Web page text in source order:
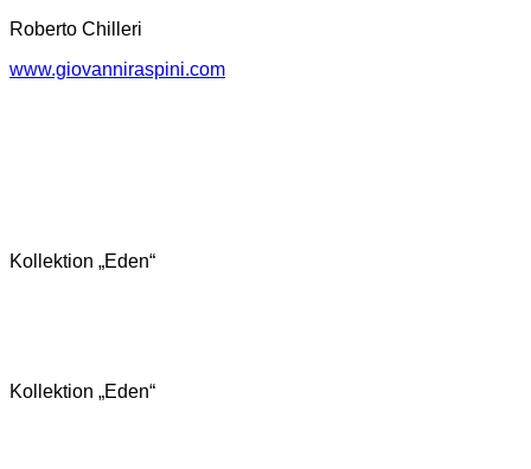
Roberto Chilleri
www.giovanniraspini.com
Kollektion „Eden“
Kollektion „Eden“